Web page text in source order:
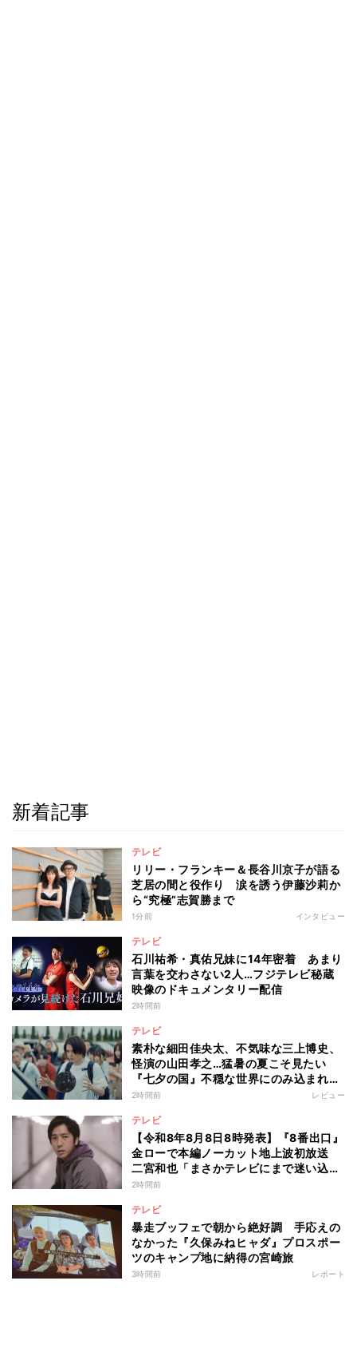
新着記事
テレビ
リリー・フランキー＆長谷川京子が語る
芝居の間と役作り 涙を誘う伊藤沙莉か
ら“究極”志賀勝まで
1分前 インタビュー
テレビ
石川祐希・真佑兄妹に14年密着 あまり
言葉を交わさない2人…フジテレビ秘蔵
映像のドキュメンタリー配信
2時間前
テレビ
素朴な細田佳央太、不気味な三上博史、
怪演の山田孝之…猛暑の夏こそ見たい
『七夕の国』不穏な世界にのみ込まれる
超常ミステリー
2時間前 レビュー
テレビ
【令和8年8月8日8時発表】『8番出口』
金ローで本編ノーカット地上波初放送
二宮和也「まさかテレビにまで迷い込ん
でしまうとは」
2時間前
テレビ
暴走ブッフェで朝から絶好調 手応えの
なかった『久保みねヒャダ』プロスポー
ツのキャンプ地に納得の宮崎旅
3時間前 レポート